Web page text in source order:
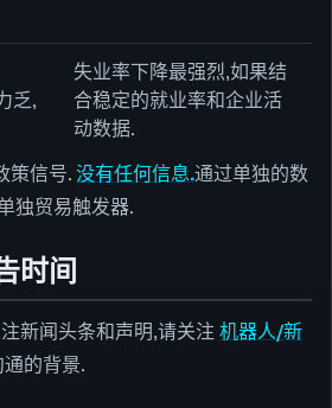
乏,
失业率下降最强烈,如果结
合稳定的就业率和企业活
动数据.
策信号.没有任何信息.通过单独的数
独贸易触发器.
时间
新闻头条和声明,请关注 机器人/新
的背景.